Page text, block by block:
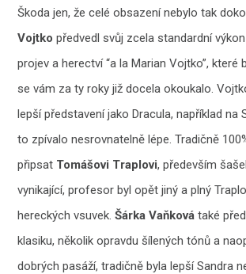
Škoda jen, že celé obsazení nebylo tak
Vojtko předvedl svůj zcela standardní
projev a herectví “a la Marian Vojtko”, které
se vám za ty roky již docela okoukalo.
lepší představení jako Dracula, například na
to zpívalo nesrovnatelně lépe. Tradičně
připsat Tomášovi Traplovi, především
vynikající, profesor byl opět jiný a plný
hereckých vsuvek.Šárka Vaňková také
klasiku, několik opravdu šílených tónů a
dobrých pasáží, tradičně byla lepší Sandra